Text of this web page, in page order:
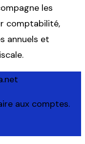
les
comptabilité,
annuels et
aux comptes.